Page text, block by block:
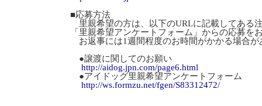
■応募方法
里親希望の方は、以下のURLに記載してある
「里親希望アンケートフォーム」からの応募を
お返事には1週間程度のお時間がかかる場合
●譲渡に関してのお願い
http://aidog.jpn.com/page6.html
●アイドッグ里親希望アンケートフォーム
http://ws.formzu.net/fgen/S83312472/